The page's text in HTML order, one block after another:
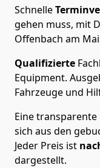
Schnelle
gehen muss, mit
Offenbach am
Qualifizierte
Equipment.
Fahrzeuge und
Eine
sich aus den
Jeder Preis ist
dargestellt.